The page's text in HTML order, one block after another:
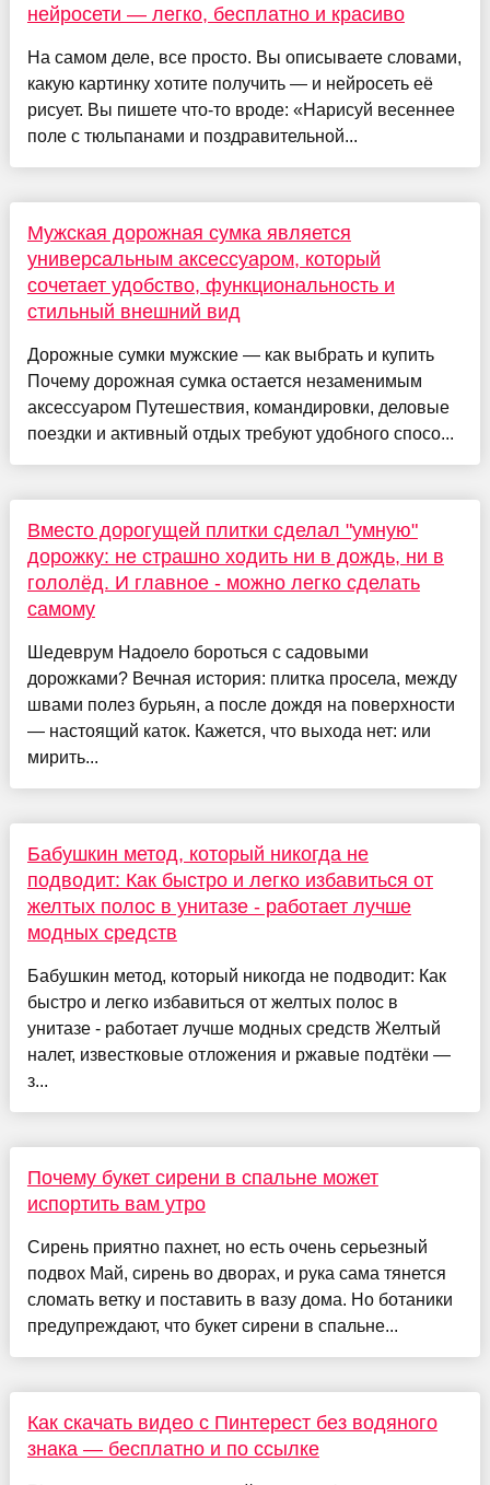
нейросети — легко, бесплатно и красиво
​​​​​​На самом деле, все просто. Вы описываете словами,
какую картинку хотите получить — и нейросеть её
рисует. Вы пишете что-то вроде: «Нарисуй весеннее
поле с тюльпанами и поздравительной...
Мужская дорожная сумка является
универсальным аксессуаром, который
сочетает удобство, функциональность и
стильный внешний вид
Дорожные сумки мужские — как выбрать и купить
Почему дорожная сумка остается незаменимым
аксессуаром Путешествия, командировки, деловые
поездки и активный отдых требуют удобного спосо...
Вместо дорогущей плитки сделал "умную"
дорожку: не страшно ходить ни в дождь, ни в
гололёд. И главное - можно легко сделать
самому
Шедеврум Надоело бороться с садовыми
дорожками? Вечная история: плитка просела, между
швами полез бурьян, а после дождя на поверхности
— настоящий каток. Кажется, что выхода нет: или
мирить...
Бабушкин метод, который никогда не
подводит: Как быстро и легко избавиться от
желтых полос в унитазе - работает лучше
модных средств
Бабушкин метод, который никогда не подводит: Как
быстро и легко избавиться от желтых полос в
унитазе - работает лучше модных средств Желтый
налет, известковые отложения и ржавые подтёки —
з...
Почему букет сирени в спальне может
испортить вам утро
Сирень приятно пахнет, но есть очень серьезный
подвох Май, сирень во дворах, и рука сама тянется
сломать ветку и поставить в вазу дома. Но ботаники
предупреждают, что букет сирени в спальне...
Как скачать видео с Пинтерест без водяного
знака — бесплатно и по ссылке